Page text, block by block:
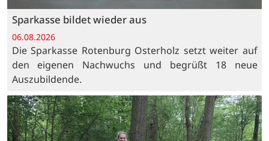
Sparkasse bildet wieder aus
06.08.2026
Die Sparkasse Rotenburg Osterholz setzt weiter auf
den eigenen Nachwuchs und begrüßt 18 neue
Auszubildende.